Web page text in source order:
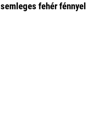
semleges fehér fénnyel